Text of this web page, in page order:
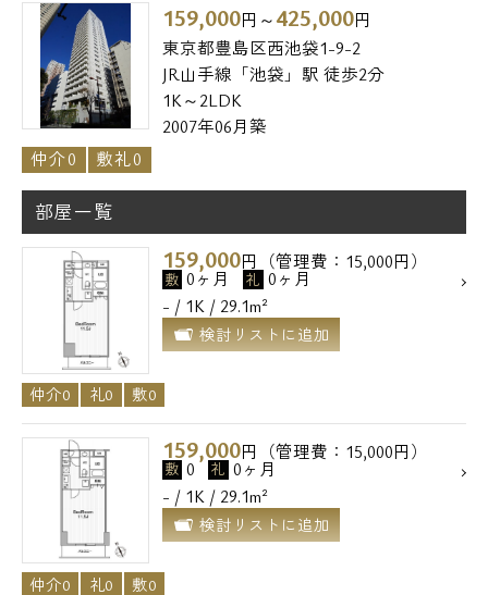
159,000円～425,000円
東京都豊島区西池袋1-9-2
JR山手線「池袋」駅 徒歩2分
1K～2LDK
2007年06月築
仲介0
敷礼0
部屋一覧
159,000円（管理費：15,000円）
敷 0ヶ月 礼 0ヶ月
- / 1K / 29.1m²
検討リストに追加
仲介0 礼0 敷0
159,000円（管理費：15,000円）
敷 0 礼 0ヶ月
- / 1K / 29.1m²
検討リストに追加
仲介0 礼0 敷0
電話でお問い合わせ
0120-500-529
営業時間 10：00～18：00